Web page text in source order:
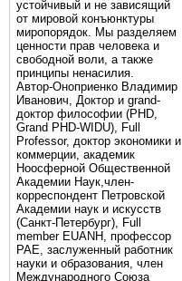
устойчивый и не зависящий
от мировой конъюнктуры
миропорядок. Мы разделяем
ценности прав человека и
свободной воли, а также
принципы ненасилия.
Автор-Оноприенко Владимир
Иванович, Доктор и grand-
доктор философии (PHD,
Grand PHD-WIDU), Full
Professor, доктор экономики и
коммерции, академик
Ноосферной Общественной
Академии Наук,член-
корреспондент Петровской
Академии наук и искусств
(Санкт-Петербург), Full
member EUANH, профессор
РАЕ, заслуженный работник
науки и образования, член
Международного Союза